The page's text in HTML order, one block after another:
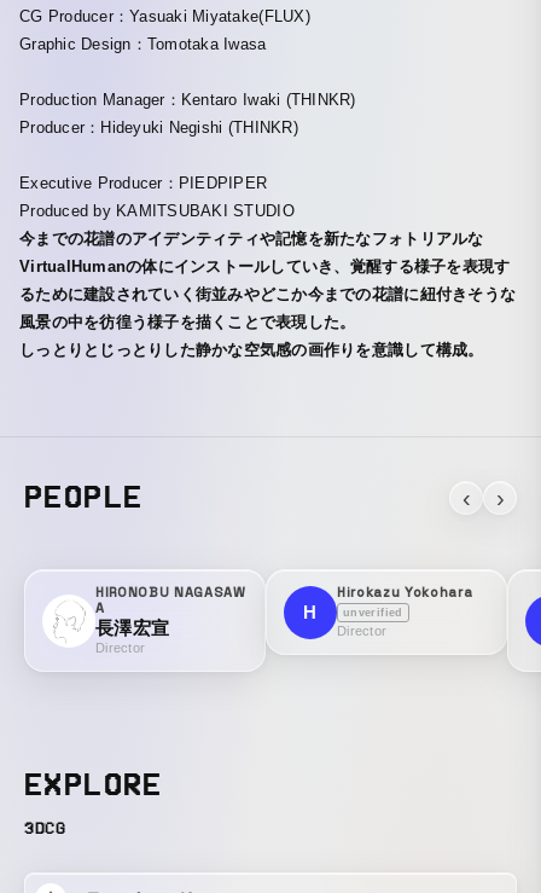
CG Producer：Yasuaki Miyatake(FLUX)
Graphic Design：Tomotaka Iwasa
Production Manager：Kentaro Iwaki (THINKR)
Producer：Hideyuki Negishi (THINKR)
Executive Producer：PIEDPIPER
Produced by KAMITSUBAKI STUDIO
今までの花譜のアイデンティティや記憶を新たなフォトリアルな
VirtualHumanの体にインストールしていき、覚醒する様子を表現す
るために建設されていく街並みやどこか今までの花譜に紐付きそうな
風景の中を彷徨う様子を描くことで表現した。
しっとりとじっとりした静かな空気感の画作りを意識して構成。
PEOPLE ‹ ›
HIRONOBU NAGASAW
A
長澤宏宣
Director
H
Hirokazu Yokohara
unverified
Director
EXPLORE
3DCG